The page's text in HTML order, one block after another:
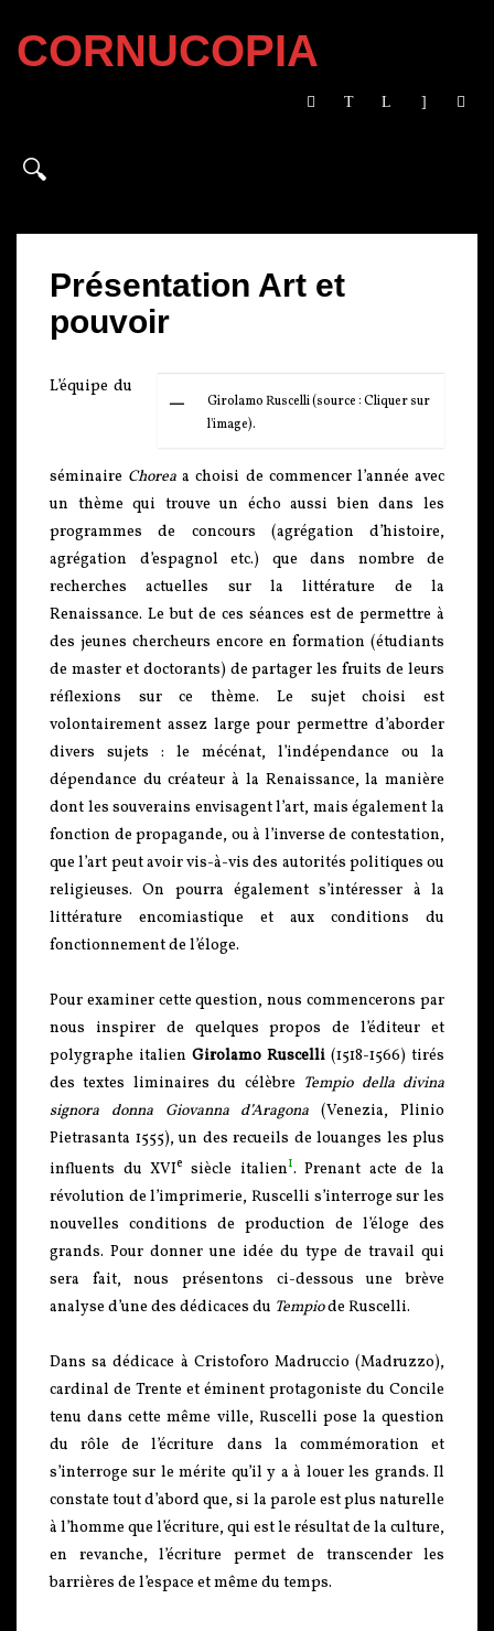
CORNUCOPIA
Présentation Art et
pouvoir
Girolamo Ruscelli (source : Cliquer sur
l'image).
L’équipe du
séminaire Chorea a choisi de commencer l’année avec
un thème qui trouve un écho aussi bien dans les
programmes de concours (agrégation d’histoire,
agrégation d’espagnol etc.) que dans nombre de
recherches actuelles sur la littérature de la
Renaissance. Le but de ces séances est de permettre à
des jeunes chercheurs encore en formation (étudiants
de master et doctorants) de partager les fruits de leurs
réflexions sur ce thème. Le sujet choisi est
volontairement assez large pour permettre d’aborder
divers sujets : le mécénat, l’indépendance ou la
dépendance du créateur à la Renaissance, la manière
dont les souverains envisagent l’art, mais également la
fonction de propagande, ou à l’inverse de contestation,
que l’art peut avoir vis-à-vis des autorités politiques ou
religieuses. On pourra également s’intéresser à la
littérature encomiastique et aux conditions du
fonctionnement de l’éloge.
Pour examiner cette question, nous commencerons par
nous inspirer de quelques propos de l’éditeur et
polygraphe italien Girolamo Ruscelli (1518-1566) tirés
des textes liminaires du célèbre Tempio della divina
signora donna Giovannad’Aragona (Venezia, Plinio
Pietrasanta 1555), un des recueils de louanges les plus
influents du XVIe siècle italien1. Prenant acte de la
révolution de l’imprimerie, Ruscelli s’interroge sur les
nouvelles conditions de production de l’éloge des
grands. Pour donner une idée du type de travail qui
sera fait, nous présentons ci-dessous une brève
analyse d’une des dédicaces du Tempiode Ruscelli.
Dans sa dédicace à Cristoforo Madruccio (Madruzzo),
cardinal de Trente et éminent protagoniste du Concile
tenu dans cette même ville, Ruscelli pose la question
du rôle de l’écriture dans la commémoration et
s’interroge sur le mérite qu’il y a à louer les grands. Il
constate tout d’abord que, si la parole est plus naturelle
à l’homme que l’écriture, qui est le résultat de la culture,
en revanche, l’écriture permet de transcender les
barrières de l’espace et même du temps.